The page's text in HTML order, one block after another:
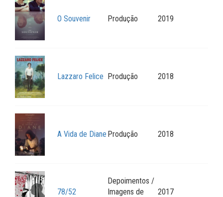
O Souvenir Produção 2019
Lazzaro Felice Produção 2018
A Vida de Diane Produção 2018
78/52
Depoimentos /
Imagens de
2017